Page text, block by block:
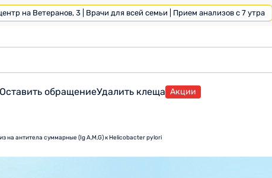
на Ветеранов, 3 | Врачи для всей семьи | Прием анализов с 7 утра
Оставить обращениеУдалить клеща Акции
на антитела суммарные (Ig А,М,G) к Helicobacter pylori